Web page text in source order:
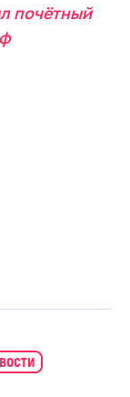
почётный